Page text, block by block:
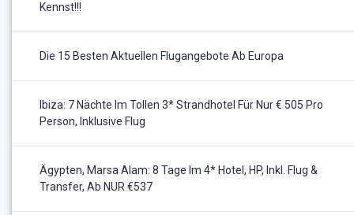
Kennst!!!
Die 15 Besten Aktuellen Flugangebote Ab Europa
Ibiza: 7 Nächte Im Tollen 3* Strandhotel Für Nur € 505 Pro
Person, Inklusive Flug
Ägypten, Marsa Alam: 8 Tage Im 4* Hotel, HP, Inkl. Flug &
Transfer, Ab NUR €537